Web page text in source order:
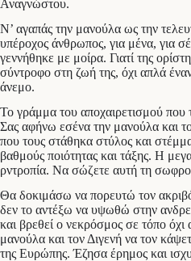
Αναγνώστου.
Ν’ αγαπάς την μανούλα ως την
υπέροχος άνθρωπος, για μένα, για
γεννήθηκε με μοίρα. Γιατί της
σύντροφο στη ζωή της, όχι απλά
άνεμο.
Το γράμμα του αποχαιρετισμού που
Σας αφήνω εσένα την μανούλα και
που τους στάθηκα στύλος και
βαθμούς ποιότητας και τάξης. Η
ρντροπία. Να σώζετε αυτή τη
Θα δοκιμάσω να πορευτώ τον
δεν το αντέξω να υψωθώ στην
και βρεθεί ο νεκρόσμος σε τόπο
μανούλα και τον Διγενή να τον
της Ευρώπης. Έζησα έρημος και